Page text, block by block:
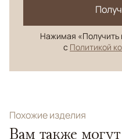
Нажимая «Получить
с Политикой
Похожие изделия
Вам также